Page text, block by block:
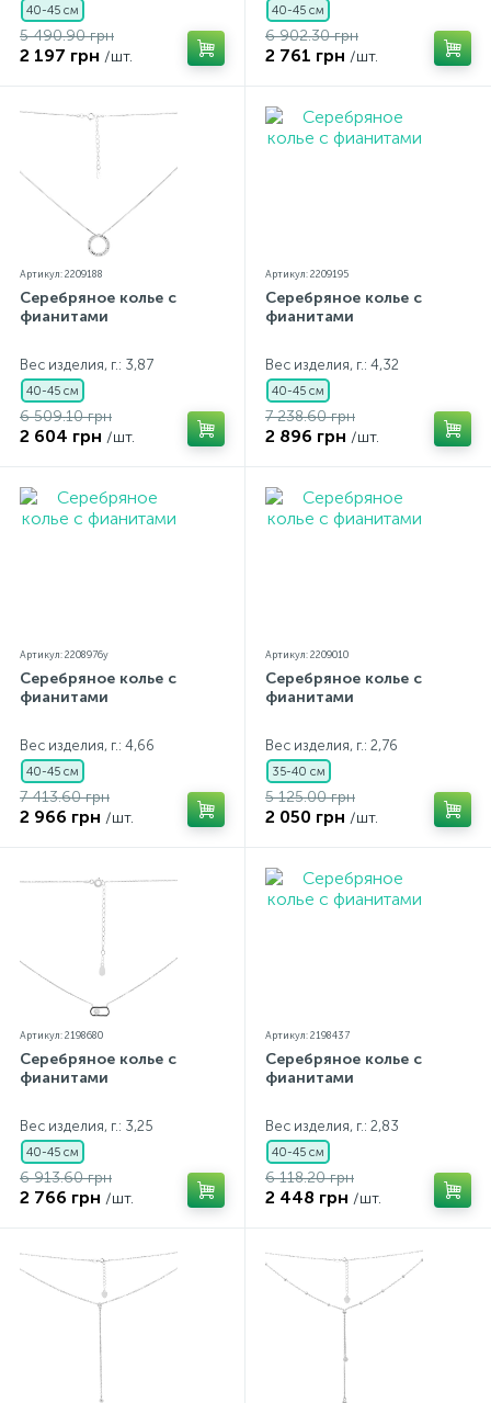
40-45 см
5 490.90 грн
2 197 грн /шт.
40-45 см
6 902.30 грн
2 761 грн /шт.
Артикул: 2209188
Серебряное колье с
фианитами
Вес изделия, г.: 3,87
40-45 см
6 509.10 грн
2 604 грн /шт.
Артикул: 2209195
Серебряное колье с
фианитами
Вес изделия, г.: 4,32
40-45 см
7 238.60 грн
2 896 грн /шт.
Артикул: 2208976y
Серебряное колье с
фианитами
Вес изделия, г.: 4,66
40-45 см
7 413.60 грн
2 966 грн /шт.
Артикул: 2209010
Серебряное колье с
фианитами
Вес изделия, г.: 2,76
35-40 см
5 125.00 грн
2 050 грн /шт.
Артикул: 2198680
Серебряное колье с
фианитами
Вес изделия, г.: 3,25
40-45 см
6 913.60 грн
2 766 грн /шт.
Артикул: 2198437
Серебряное колье с
фианитами
Вес изделия, г.: 2,83
40-45 см
6 118.20 грн
2 448 грн /шт.